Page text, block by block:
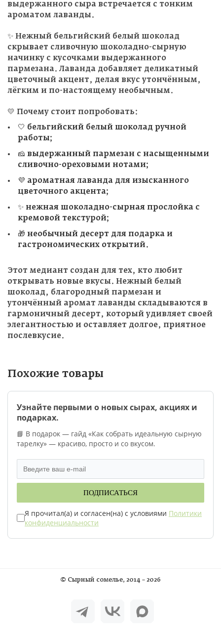
выдержанного сыра встречается с тонким
ароматом лаванды.
✨ Нежный бельгийский белый шоколад
скрывает сливочную шоколадно-сырную
начинку с кусочками выдержанного
пармезана. Лаванда добавляет деликатный
цветочный акцент, делая вкус утончённым,
лёгким и по-настоящему необычным.
💛 Почему стоит попробовать:
🤍 бельгийский белый шоколад ручной
работы;
🧀 выдержанный пармезан с насыщенными
сливочно-ореховыми нотами;
💜 ароматная лаванда для изысканного
цветочного акцента;
✨ нежная шоколадно-сырная прослойка с
кремовой текстурой;
🎁 необычный десерт для подарка и
гастрономических открытий.
Этот медиант создан для тех, кто любит
открывать новые вкусы. Нежный белый
шоколад, благородный пармезан и
утончённый аромат лаванды складываются в
гармоничный десерт, который удивляет своей
элегантностью и оставляет долгое, приятное
послевкусие.
Похожие товары
Узнайте первыми о новых сырах, акциях и
подарках.
📘 В подарок — гайд «Как собрать идеальную сырную
тарелку» — красиво, просто и со вкусом.
ПОДПИСАТЬСЯ
Я прочитал(а) и согласен(на) с условиями Политики
конфиденциальности
© Сырный сомелье, 2014 – 2026